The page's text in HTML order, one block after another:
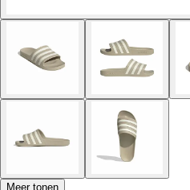
Meer tonen